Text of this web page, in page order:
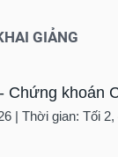
GIẢNG
Chứng khoán
| Thời gian: Tối 2,